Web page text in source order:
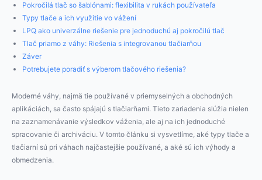
Pokročilá tlač so šablónami: flexibilita v rukách používateľa
Typy tlače a ich využitie vo vážení
LPQ ako univerzálne riešenie pre jednoduchú aj pokročilú tlač
Tlač priamo z váhy: Riešenia s integrovanou tlačiarňou
Záver
Potrebujete poradiť s výberom tlačového riešenia?
Moderné váhy, najmä tie používané v priemyselných a obchodných
aplikáciách, sa často spájajú s tlačiarňami. Tieto zariadenia slúžia nielen
na zaznamenávanie výsledkov váženia, ale aj na ich jednoduché
spracovanie či archiváciu. V tomto článku si vysvetlíme, aké typy tlače a
tlačiarní sú pri váhach najčastejšie používané, a aké sú ich výhody a
obmedzenia.